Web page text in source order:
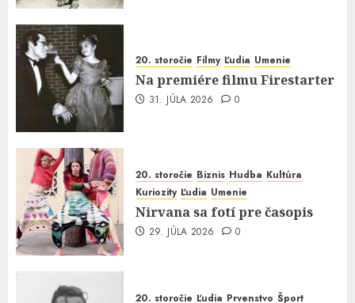
20. storočie Filmy Ľudia Umenie
Na premiére filmu Firestarter
31. JÚLA 2026 0
20. storočie Biznis Hudba Kultúra
Kuriozity Ľudia Umenie
Nirvana sa fotí pre časopis
29. JÚLA 2026 0
20. storočie Ľudia Prvenstvo Šport